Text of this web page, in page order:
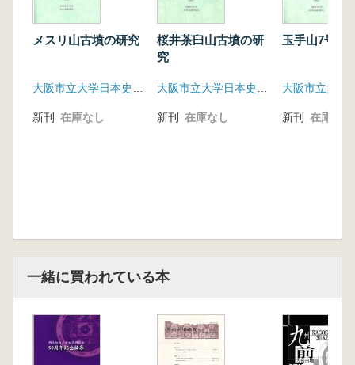
第3節 くびれ部と前方部の調査成果
第4節 墳丘に使用された石材とその採石地
第5節 墳丘の復元
第1節 埴輪
第2節 その他の遺物
第5章 考察
第2節 渋谷向山古墳の埴輪
第3節 石枕小考 伝渋谷出土石枕について
第4節 伝渋谷出土の三角縁神獣鏡
第7章 玉手山1号墳と倭王権
第1節 渋谷向山古墳の墳丘と玉手山1号墳
第2節 玉手山1号墳の位置
第3節 渋谷向山古墳と佐紀古墳群
メスリ山古墳の研究
大阪市立大学日本史研究室
新刊 在庫なし
桜井茶臼山古墳の研
究
大阪市立大学日本史研究室(住吉考古学研究室)
新刊 在庫なし
玉手山7号墳
新刊 在庫なし
一緒に買われている本